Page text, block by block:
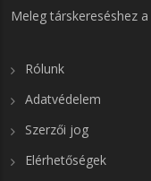
Meleg társkereséshez a
Rólunk
Adatvédelem
Szerzői jog
Elérhetőségek